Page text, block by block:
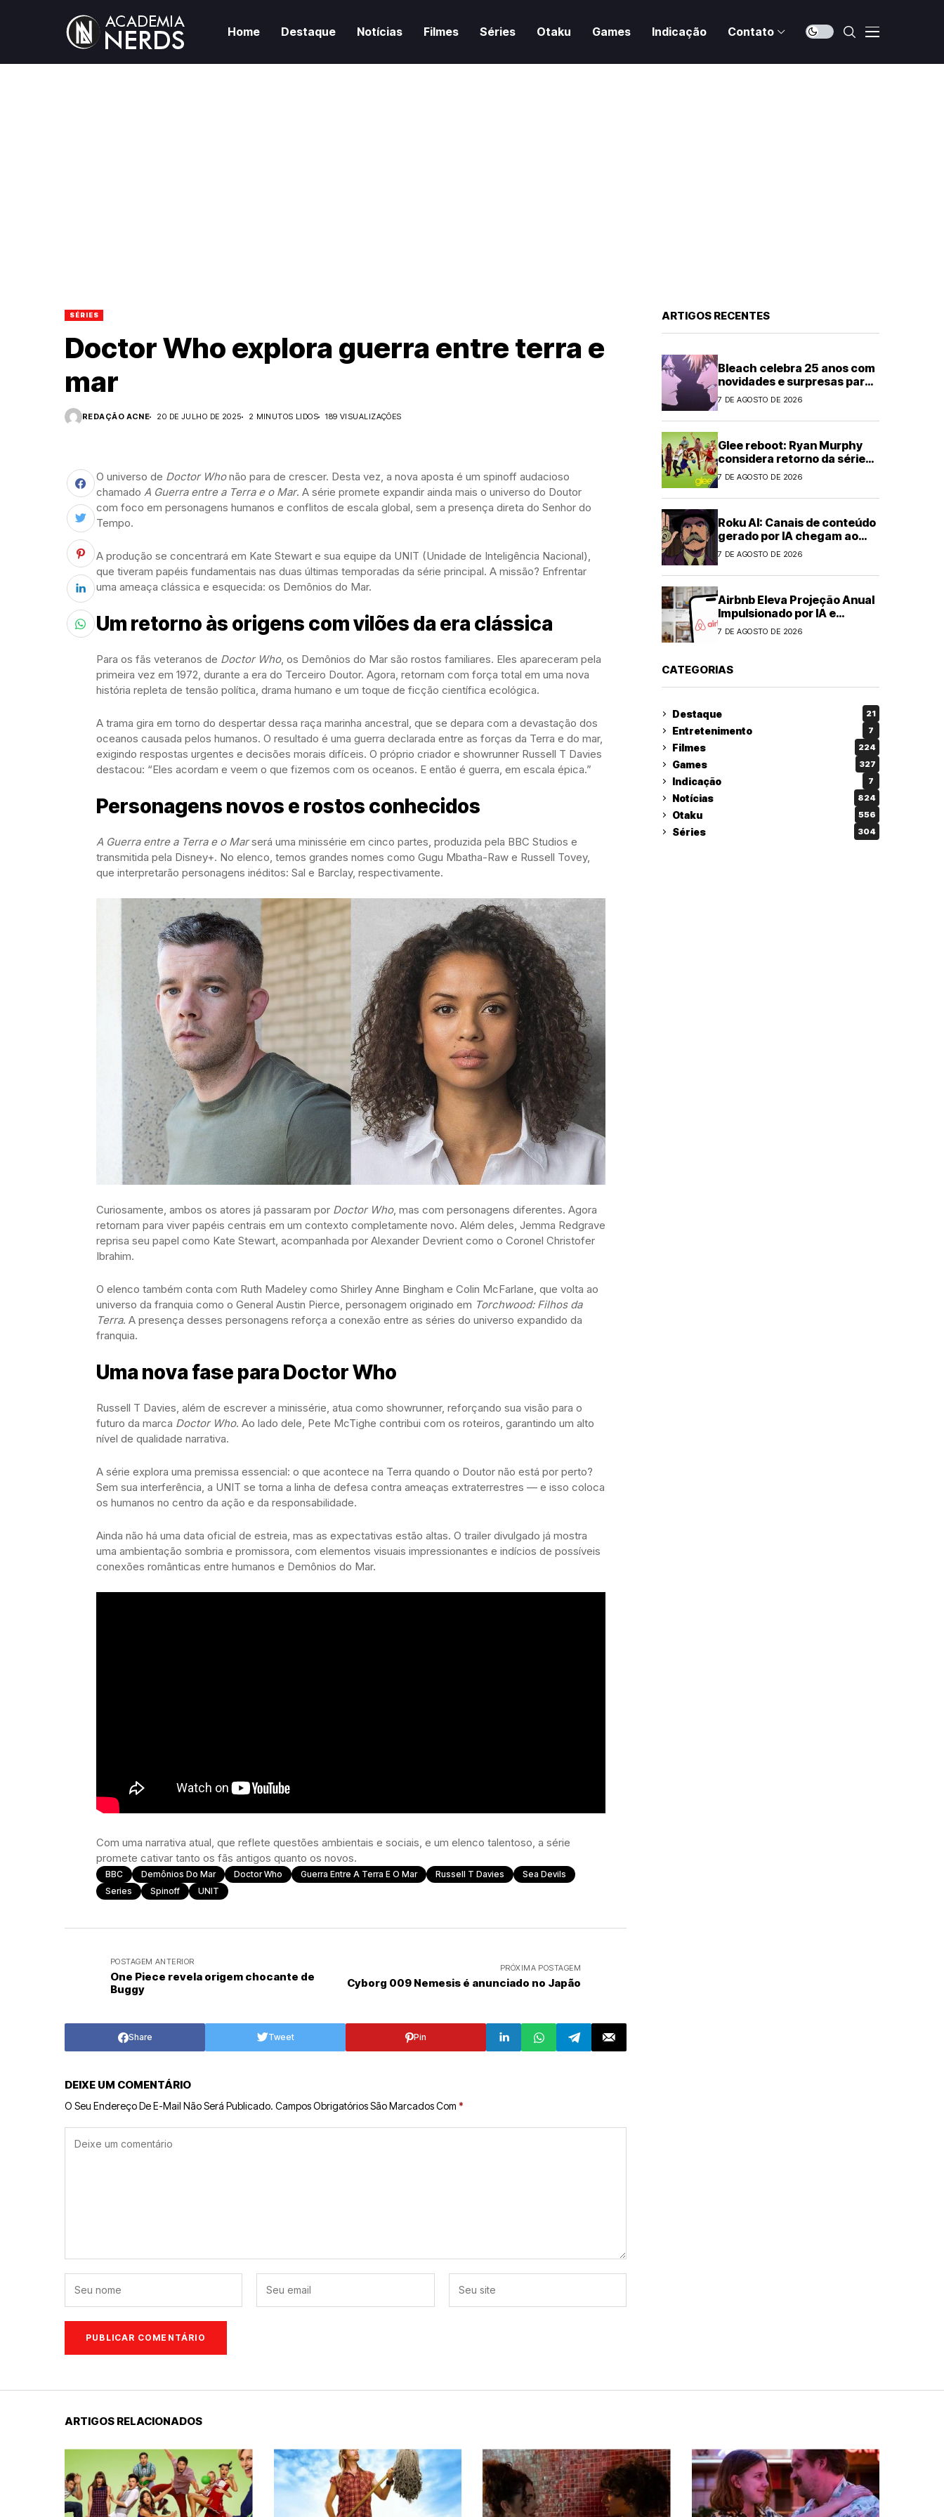
Home Destaque Notícias Filmes Séries Otaku Games Indicação Contato
SÉRIES
Doctor Who explora guerra entre terra e
mar
REDAÇÃO ACNE 20 DE JULHO DE 2025 2 MINUTOS LIDOS 189 VISUALIZAÇÕES
O universo de Doctor Whonão para de crescer. Desta vez, a nova aposta é um spinoff audacioso
chamado A Guerra entre a Terra e o Mar. A série promete expandir ainda mais o universo do Doutor
com foco em personagens humanos e conflitos de escala global, sem a presença direta do Senhor do
Tempo.
A produção se concentrará em Kate Stewart e sua equipe da UNIT (Unidade de Inteligência Nacional),
que tiveram papéis fundamentais nas duas últimas temporadas da série principal. A missão? Enfrentar
uma ameaça clássica e esquecida: os Demônios do Mar.
Um retorno às origens com vilões da era clássica
Para os fãs veteranos de Doctor Who, os Demônios do Mar são rostos familiares. Eles apareceram pela
primeira vez em 1972, durante a era do Terceiro Doutor. Agora, retornam com força total em uma nova
história repleta de tensão política, drama humano e um toque de ficção científica ecológica.
A trama gira em torno do despertar dessa raça marinha ancestral, que se depara com a devastação dos
oceanos causada pelos humanos. O resultado é uma guerra declarada entre as forças da Terra e do mar,
exigindo respostas urgentes e decisões morais difíceis. O próprio criador e showrunner Russell T Davies
destacou: “Eles acordam e veem o que fizemos com os oceanos. E então é guerra, em escala épica.”
Personagens novos e rostos conhecidos
A Guerra entre a Terra e o Marserá uma minissérie em cinco partes, produzida pela BBC Studios e
transmitida pela Disney+. No elenco, temos grandes nomes como Gugu Mbatha-Raw e Russell Tovey,
que interpretarão personagens inéditos: Sal e Barclay, respectivamente.
Curiosamente, ambos os atores já passaram por Doctor Who, mas com personagens diferentes. Agora
retornam para viver papéis centrais em um contexto completamente novo. Além deles, Jemma Redgrave
reprisa seu papel como Kate Stewart, acompanhada por Alexander Devrient como o Coronel Christofer
Ibrahim.
O elenco também conta com Ruth Madeley como Shirley Anne Bingham e Colin McFarlane, que volta ao
universo da franquia como o General Austin Pierce, personagem originado em Torchwood: Filhos da
Terra. A presença desses personagens reforça a conexão entre as séries do universo expandido da
franquia.
Uma nova fase para Doctor Who
Russell T Davies, além de escrever a minissérie, atua como showrunner, reforçando sua visão para o
futuro da marca Doctor Who. Ao lado dele, Pete McTighe contribui com os roteiros, garantindo um alto
nível de qualidade narrativa.
A série explora uma premissa essencial: o que acontece na Terra quando o Doutor não está por perto?
Sem sua interferência, a UNIT se torna a linha de defesa contra ameaças extraterrestres — e isso coloca
os humanos no centro da ação e da responsabilidade.
Ainda não há uma data oficial de estreia, mas as expectativas estão altas. O trailer divulgado já mostra
uma ambientação sombria e promissora, com elementos visuais impressionantes e indícios de possíveis
conexões românticas entre humanos e Demônios do Mar.
Com uma narrativa atual, que reflete questões ambientais e sociais, e um elenco talentoso, a série
promete cativar tanto os fãs antigos quanto os novos.
BBC Demônios Do Mar Doctor Who Guerra Entre A Terra E O Mar Russell T Davies
Sea Devils
Series
Spinoff UNIT
POSTAGEM ANTERIOR
One Piece revela origem chocante de
Buggy
PRÓXIMA POSTAGEM
Cyborg 009 Nemesis é anunciado no Japão
Share Tweet Pin
DEIXE UM COMENTÁRIO
O Seu Endereço De E-Mail Não Será Publicado. Campos Obrigatórios São Marcados Com *
ARTIGOS RECENTES
Bleach celebra 25 anos com
novidades e surpresas para
fãs
7 DE AGOSTO DE 2026
Glee reboot: Ryan Murphy
considera retorno da série
musical
7 DE AGOSTO DE 2026
Roku AI: Canais de conteúdo
gerado por IA chegam ao
streaming
7 DE AGOSTO DE 2026
Airbnb Eleva Projeção Anual
Impulsionado por IA e
Demanda Forte
7 DE AGOSTO DE 2026
CATEGORIAS
Destaque 21
Entretenimento 7
Filmes 224
Games 327
Indicação 7
Notícias 824
Otaku 556
Séries 304
ARTIGOS RELACIONADOS